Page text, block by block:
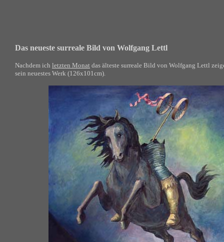
Das neueste surreale Bild von Wolfgang Lettl
Nachdem ich letzten Monat das älteste surreale Bild von Wolfgang Lettl
sein neuestes Werk (126x101cm).